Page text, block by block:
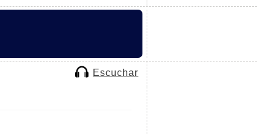
Escuchar